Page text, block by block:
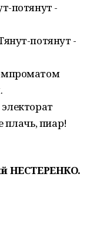
потянут -
потянут -
плачь, пиар!
НЕСТЕРЕНКО.